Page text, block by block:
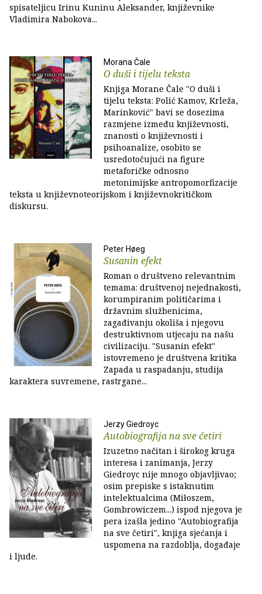
spisateljicu Irinu Kuninu Aleksander, književnike
Vladimira Nabokova...
Morana Čale
O duši i tijelu teksta
Knjiga Morane Čale "O duši i
tijelu teksta: Polić Kamov, Krleža,
Marinković" bavi se dosezima
razmjene između književnosti,
znanosti o književnosti i
psihoanalize, osobito se
usredotočujući na figure
metaforičke odnosno
metonimijske antropomorfizacije
teksta u književnoteorijskom i književnokritičkom
diskursu.
Peter Høeg
Susanin efekt
Roman o društveno relevantnim
temama: društvenoj nejednakosti,
korumpiranim političarima i
državnim službenicima,
zagađivanju okoliša i njegovu
destruktivnom utjecaju na našu
civilizaciju. "Susanin efekt"
istovremeno je društvena kritika
Zapada u raspadanju, studija
karaktera suvremene, rastrgane...
Jerzy Giedroyc
Autobiografija na sve četiri
Izuzetno načitan i širokog kruga
interesa i zanimanja, Jerzy
Giedroyc nije mnogo objavljivao;
osim prepiske s istaknutim
intelektualcima (Miłoszem,
Gombrowiczem...) ispod njegova je
pera izašla jedino "Autobiografija
na sve četiri", knjiga sjećanja i
uspomena na razdoblja, događaje
i ljude.